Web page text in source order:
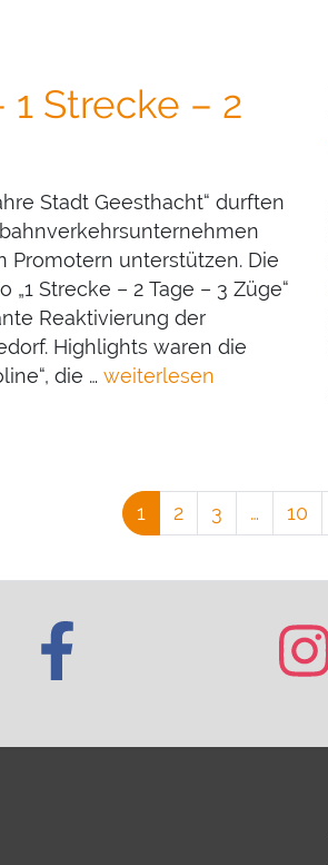
Strecke – 2
Stadt Geesthacht“ durften
Promotern unterstützen. Die
Strecke – 2 Tage – 3 Züge“
Reaktivierung der
Highlights waren die
die … weiterlesen
1 2 3 … 10